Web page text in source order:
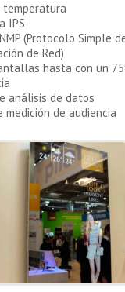
temperatura
IPS
(Protocolo Simple
de Red)
hasta con un
análisis de datos
medición de audiencia